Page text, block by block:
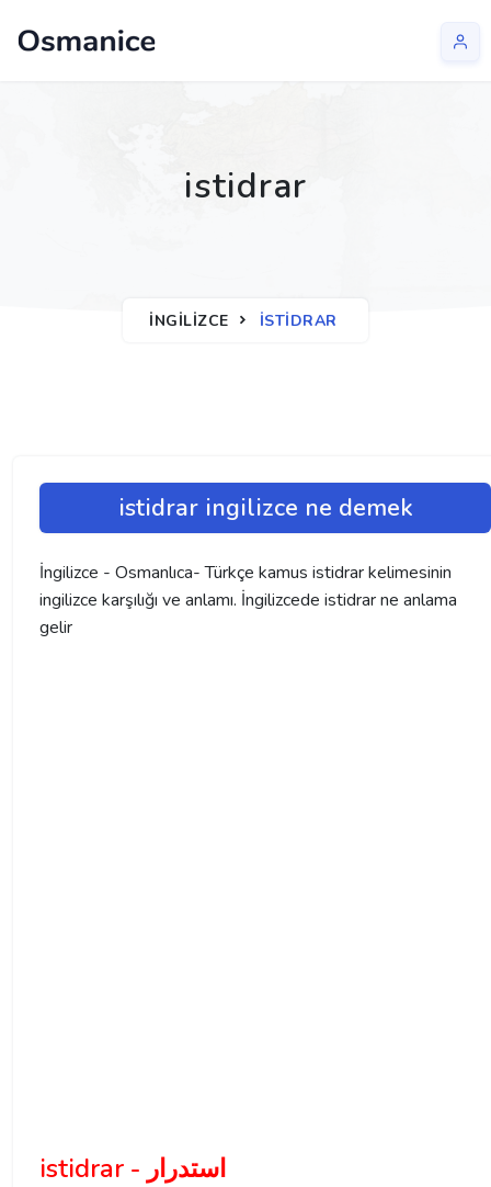
istidrar
İNGILIZCE ISTIDRAR
istidrar ingilizce ne demek
İngilizce - Osmanlıca- Türkçe kamus istidrar kelimesinin
ingilizce karşılığı ve anlamı. İngilizcede istidrar ne anlama
gelir
istidrar - استدرار